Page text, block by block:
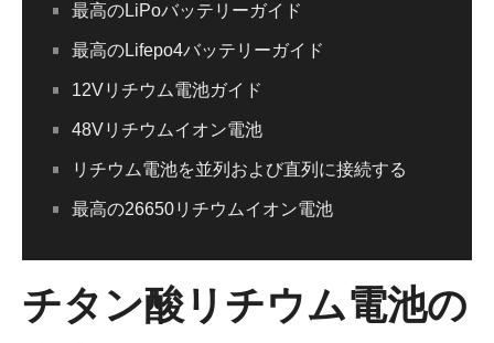
最高のLiPoバッテリーガイド
最高のLifepo4バッテリーガイド
12Vリチウム電池ガイド
48Vリチウムイオン電池
リチウム電池を並列および直列に接続する
最高の26650リチウムイオン電池
チタン酸リチウム電池の